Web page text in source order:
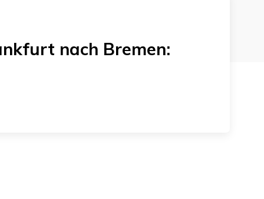
nach Bremen: